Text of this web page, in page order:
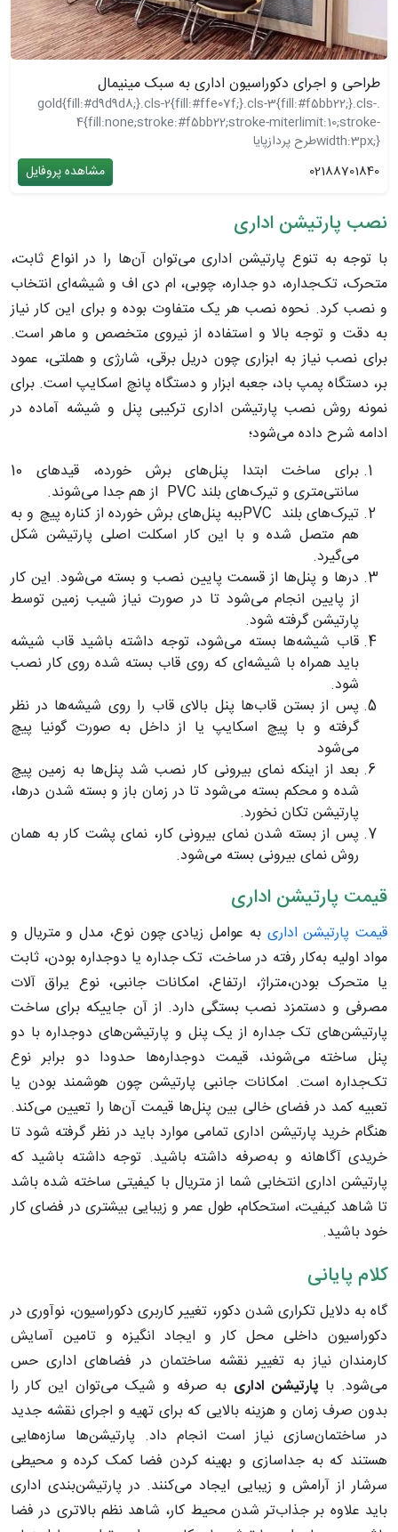
طراحی و اجرای دکوراسیون اداری به سبک مینیمال
.gold{fill:#d9d9d8;}.cls-2{fill:#ffe07f;}.cls-3{fill:#f5bb22;}.cls-
4{fill:none;stroke:#f5bb22;stroke-miterlimit:10;stroke-
width:3px;}طرح پردازپایا
02188701840
مشاهده پروفایل
نصب پارتیشن اداری
با توجه به تنوع پارتیشن اداری می‌توان آن‌ها را در انواع ثابت،
متحرک، تک‌جداره، دو جداره، چوبی، ام دی اف و شیشه‌ای انتخاب
و نصب کرد. نحوه نصب هر یک متفاوت بوده و برای این کار نیاز
به دقت و توجه بالا و استفاده از نیروی متخصص و ماهر است.
برای نصب نیاز به ابزاری چون دریل برقی، شارژی و هملتی، عمود
بر، دستگاه پمپ باد، جعبه ابزار و دستگاه پانچ اسکایپ است. برای
نمونه روش نصب پارتیشن اداری ترکیبی پنل و شیشه آماده در
ادامه شرح داده می‌شود؛
برای ساخت ابتدا پنل‌های برش خورده، قیدهای 10
سانتی‌متری و تیرک‌های بلند PVC از هم جدا می‌شوند.
تیرک‌های بلند PVCببه پنل‌های برش خورده از کناره پیچ و به
هم متصل شده و با این کار اسکلت اصلی پارتیشن شکل
می‌گیرد.
درها و پنل‌ها از قسمت پایین نصب و بسته می‌شود. این کار
از پایین انجام می‌شود تا در صورت نیاز شیب زمین توسط
پارتیشن گرفته شود.
قاب شیشه‌ها بسته می‌شود، توجه داشته باشید قاب شیشه
باید همراه با شیشه‌ای که روی قاب بسته شده روی کار نصب
شود.
پس از بستن قاب‌ها پنل بالای قاب را روی شیشه‌ها در نظر
گرفته و با پیچ اسکایپ یا از داخل به صورت گونیا پیچ
می‌شود
بعد از اینکه نمای بیرونی کار نصب شد پنل‌ها به زمین پیچ
شده و محکم بسته می‌شود تا در زمان باز و بسته شدن درها،
پارتیشن تکان نخورد.
پس از بسته شدن نمای بیرونی کار، نمای پشت کار به همان
روش نمای بیرونی بسته می‌شود.
قیمت پارتیشن اداری
قیمت پارتیشن اداری به عوامل زیادی چون نوع، مدل و متریال و
مواد اولیه به‌کار رفته در ساخت، تک جداره یا دوجداره بودن، ثابت
یا متحرک بودن،متراژ،‌ ارتفاع، امکانات جانبی، نوع یراق آلات
مصرفی و دستمزد نصب بستگی دارد. از آن‌ جاییکه برای ساخت
پارتیشن‌های تک جداره از یک پنل و پارتیشن‌های دوجداره با دو
پنل ساخته می‌شوند، قیمت دوجداره‌ها حدودا دو برابر نوع
تک‌جداره است. امکانات جانبی پارتیشن چون هوشمند بودن یا
تعبیه کمد در فضای خالی بین پنل‌ها قیمت آن‌ها را تعیین می‌کند.
هنگام خرید پارتیشن اداری تمامی موارد باید در نظر گرفته شود تا
خریدی آگاهانه و به‌صرفه داشته باشید. توجه داشته باشید که
پارتیشن اداری انتخابی شما از متریال با کیفیتی ساخته شده باشد
تا شاهد کیفیت، استحکام، طول عمر و زیبایی بیشتری در فضای کار
خود باشید.
کلام پایانی
گاه به دلایل تکراری شدن دکور، تغییر کاربری دکوراسیون،‌ نوآوری در
دکوراسیون داخلی محل کار و ایجاد انگیزه و تامین آسایش
کارمندان نیاز به تغییر نقشه‌ ساختمان در فضاهای اداری حس
می‌شود. باپارتیشن اداری به صرفه و شیک می‌توان این کار را
بدون صرف زمان و هزینه بالایی که برای تهیه و اجرای نقشه‌ جدید
در ساختمان‌سازی نیاز است انجام داد. پارتیشن‌ها سازه‌هایی
هستند که به جداسازی و بهینه کردن فضا کمک کرده و محیطی
سرشار از آرامش و زیبایی ایجاد می‌کنند. در پارتیشن‌بندی اداری
باید علاوه ‌بر جذاب‌تر شدن محیط کار، شاهد نظم بالاتری در فضا